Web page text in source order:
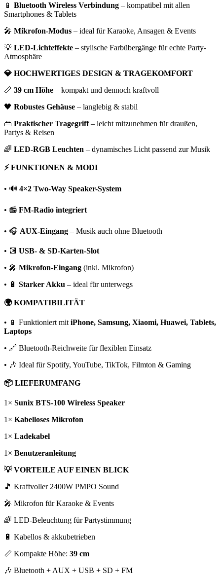
📱 Bluetooth Wireless Verbindung – kompatibel mit allen
Smartphones & Tablets
🎤 Mikrofon-Modus – ideal für Karaoke, Ansagen & Events
💡 LED-Lichteffekte – stylische Farbübergänge für echte Party-
Atmosphäre
💎 HOCHWERTIGES DESIGN & TRAGEKOMFORT
📏 39 cm Höhe – kompakt und dennoch kraftvoll
🖤 Robustes Gehäuse – langlebig & stabil
👜 Praktischer Tragegriff– leicht mitzunehmen für draußen,
Partys & Reisen
🌈 LED-RGB Leuchten – dynamisches Licht passend zur Musik
⚡ FUNKTIONEN & MODI
• 🔊 4×2 Two-Way Speaker-System
• 📻 FM-Radio integriert
• 🎧 AUX-Eingang – Musik auch ohne Bluetooth
• 💽 USB- & SD-Karten-Slot
• 🎤 Mikrofon-Eingang (inkl. Mikrofon)
• 🔋 Starker Akku – ideal für unterwegs
🌍 KOMPATIBILITÄT
• 📱 Funktioniert mit iPhone, Samsung, Xiaomi, Huawei, Tablets,
Laptops
• 🔗 Bluetooth-Reichweite für flexiblen Einsatz
• 🎶 Ideal für Spotify, YouTube, TikTok, Filmton & Gaming
📦 LIEFERUMFANG
1× Sunix BTS-100 Wireless Speaker
1× Kabelloses Mikrofon
1× Ladekabel
1× Benutzeranleitung
💡 VORTEILE AUF EINEN BLICK
🎵 Kraftvoller 2400W PMPO Sound
🎤 Mikrofon für Karaoke & Events
🌈 LED-Beleuchtung für Partystimmung
🔋 Kabellos & akkubetrieben
📏 Kompakte Höhe: 39 cm
🎶 Bluetooth + AUX + USB + SD + FM